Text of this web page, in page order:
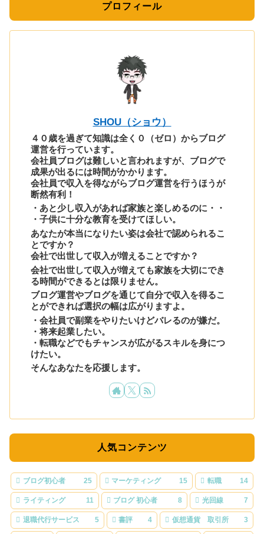
プロフィール
SHOU（ショウ）
４０歳を過ぎて知識は全く０（ゼロ）からブログ
運営を行っています。
会社員ブログは難しいと言われますが、ブログで
成果が出るには時間がかかります。
会社員で収入を得ながらブログ運営を行うほうが
断然有利！
・あと少し収入があれば家族と楽しめるのに・・
・子供に十分な教育を受けてほしい。
あなたが本当になりたい姿は会社で認められるこ
とですか？
会社で出世して収入が増えることですか？
会社で出世して収入が増えても家族を大切にでき
る時間ができるとは限りません。
ブログ運営やブログを通じて自分で収入を得るこ
とができれば選択の幅は広がりますよ。
・会社員で副業をやりたいけどバレるのが嫌だ。
・将来起業したい。
・転職などでもチャンスが広がるスキルを身につ
けたい。
そんなあなたを応援します。
人気コンテンツ
ブログ初心者 25 マーケティング 15 転職 14
ライティング 11 ブログ 初心者 8 光回線 7
退職代行サービス 5 書評 4 仮想通貨 取引所 3